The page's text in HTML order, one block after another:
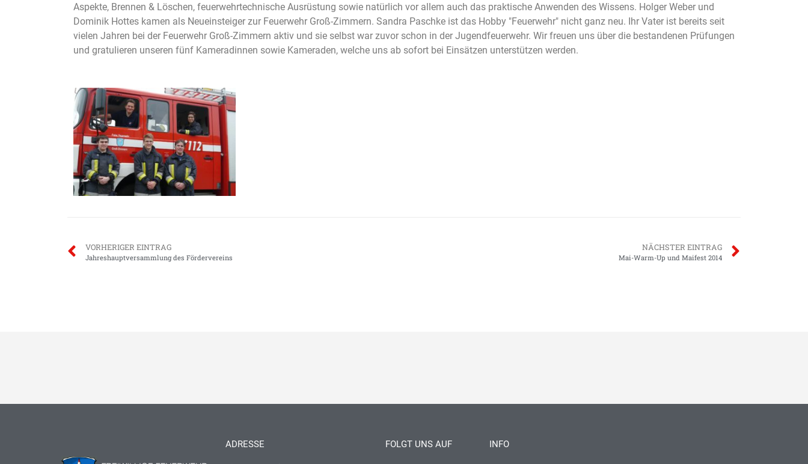
Aspekte, Brennen & Löschen, feuerwehrtechnische Ausrüstung sowie natürlich vor allem auch das praktische Anwenden des Wissens. Holger Weber und
Dominik Hottes kamen als Neueinsteiger zur Feuerwehr Groß-Zimmern. Sandra Paschke ist das Hobby "Feuerwehr" nicht ganz neu. Ihr Vater ist bereits seit
vielen Jahren bei der Feuerwehr Groß-Zimmern aktiv und sie selbst war zuvor schon in der Jugendfeuerwehr. Wir freuen uns über die bestandenen Prüfungen
und gratulieren unseren fünf Kameradinnen sowie Kameraden, welche uns ab sofort bei Einsätzen unterstützen werden.
VORHERIGER EINTRAG
Jahreshauptversammlung des Fördervereins
NÄCHSTER EINTRAG
Mai-Warm-Up und Maifest 2014
ADRESSE FOLGT UNS AUF INFO